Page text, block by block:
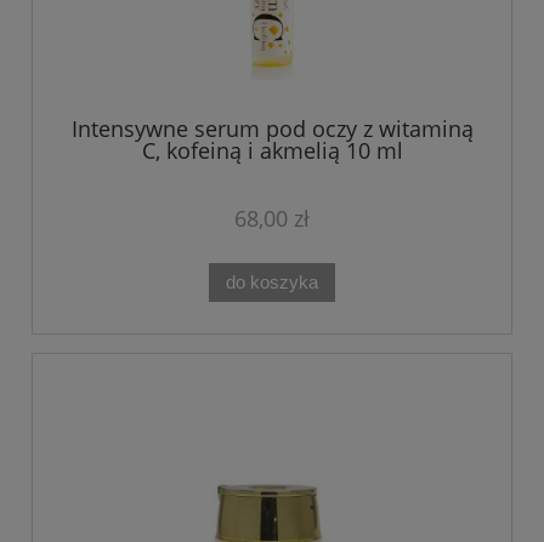
Intensywne serum pod oczy z witaminą
C, kofeiną i akmelią 10 ml
68,00 zł
do koszyka